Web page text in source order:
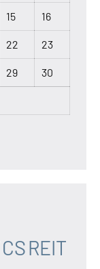
15 16
22 23
29 30
CSREIT